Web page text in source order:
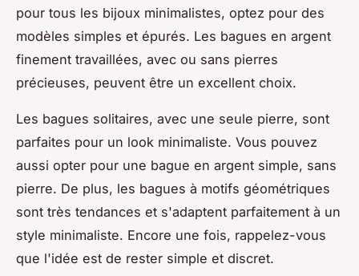
pour tous les bijoux minimalistes, optez pour des
modèles simples et épurés. Les bagues en argent
finement travaillées, avec ou sans pierres
précieuses, peuvent être un excellent choix.
Les bagues solitaires, avec une seule pierre, sont
parfaites pour un look minimaliste. Vous pouvez
aussi opter pour une bague en argent simple, sans
pierre. De plus, les bagues à motifs géométriques
sont très tendances et s'adaptent parfaitement à un
style minimaliste. Encore une fois, rappelez-vous
que l'idée est de rester simple et discret.